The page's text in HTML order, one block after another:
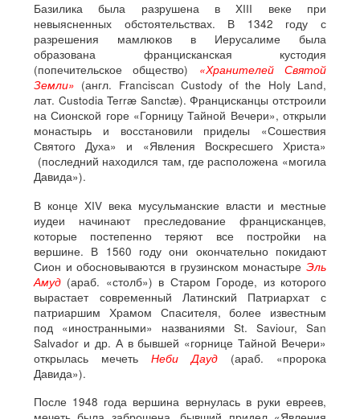
Базилика была разрушена в XIII веке при
невыясненных обстоятельствах. В 1342 году с
разрешения мамлюков в Иерусалиме была
образована францисканская кустодия
(попечительское общество) «Хранителей Святой
Земли» (англ. Franciscan Custody of the Holy Land,
лат. Custodia Terræ Sanctæ). Францисканцы отстроили
на Сионской горе «Горницу Тайной Вечери», открыли
монастырь и восстановили приделы «Сошествия
Святого Духа» и «Явления Воскресшего Христа»
(последний находился там, где расположена «могила
Давида»).
В конце XIV века мусульманские власти и местные
иудеи начинают преследование францисканцев,
которые постепенно теряют все постройки на
вершине. В 1560 году они окончательно покидают
Сион и обосновываются в грузинском монастыре Эль
Амуд (араб. «столб») в Старом Городе, из которого
вырастает современный Латинский Патриархат с
патриаршим Храмом Спасителя, более известным
под «иностранными» названиями St. Saviour, San
Salvador и др. А в бывшей «горнице Тайной Вечери»
открылась мечетьНеби Дауд (араб. «пророка
Давида»).
После 1948 года вершина вернулась в руки евреев,